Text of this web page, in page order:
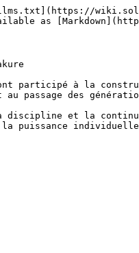
as
participé à la
passage des
et la
la puissance